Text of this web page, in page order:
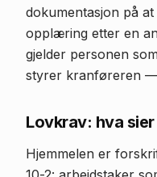
dokumentasjon på
opplæring etter en
gjelder personen
styrer kranføreren
Lovkrav: hva
Hjemmelen er